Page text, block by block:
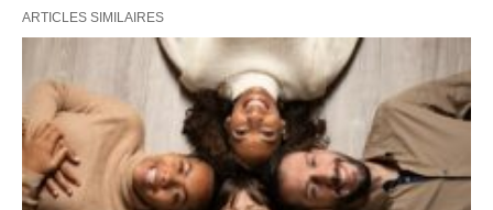
ARTICLES SIMILAIRES